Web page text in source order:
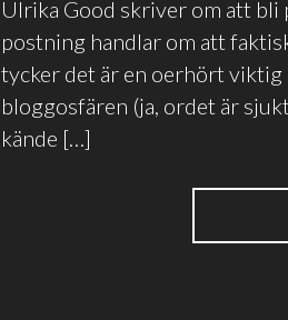
Ulrika Good skriver om att bli
postning handlar om att
tycker det är en oerhört viktig
bloggosfären (ja, ordet är
kände […]